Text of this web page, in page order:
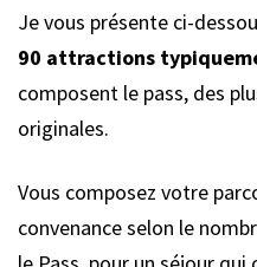
Je vous présente ci-
90 attractions
composent le pass, des
originales.
Vous composez votre
convenance selon le